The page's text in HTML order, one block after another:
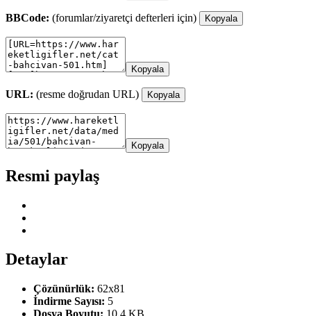
BBCode: (forumlar/ziyaretçi defterleri için) Kopyala
Kopyala
URL: (resme doğrudan URL) Kopyala
Kopyala
Resmi paylaş
Detaylar
Çözünürlük: 62x81
İndirme Sayısı: 5